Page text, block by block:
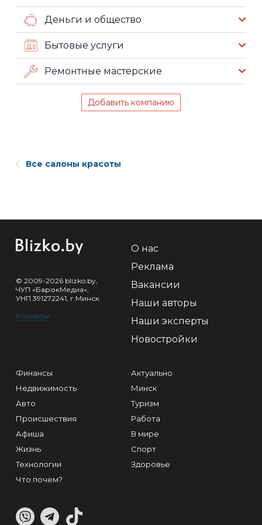
Деньги и общество
Бытовые услуги
Ремонтные мастерские
Добавить компанию
Все салоны красоты
© 2009-2026 blizko.by,
ЧУП «БарокМедиа»,
УНП 391272241, г.Минск
Контакты
О нас
Реклама
Вакансии
Наши авторы
Наши эксперты
Новостройки
Финансы
Недвижимость
Авто
Происшествия
Афиша
Жизнь
Технологии
Что почем?
Актуально
Минск
Туризм
Работа
В мире
Спорт
Здоровье